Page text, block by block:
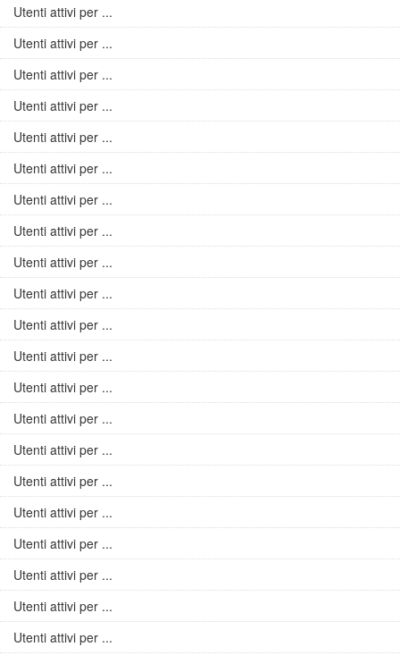
Utenti attivi per ...
Utenti attivi per ...
Utenti attivi per ...
Utenti attivi per ...
Utenti attivi per ...
Utenti attivi per ...
Utenti attivi per ...
Utenti attivi per ...
Utenti attivi per ...
Utenti attivi per ...
Utenti attivi per ...
Utenti attivi per ...
Utenti attivi per ...
Utenti attivi per ...
Utenti attivi per ...
Utenti attivi per ...
Utenti attivi per ...
Utenti attivi per ...
Utenti attivi per ...
Utenti attivi per ...
Utenti attivi per ...